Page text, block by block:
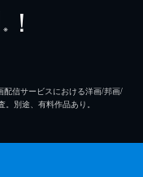
※ ！
信サービスにおける洋画/邦画/
別途、有料作品あり。